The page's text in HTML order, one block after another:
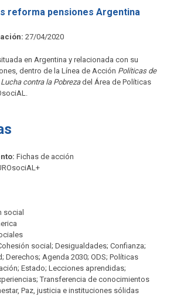
reforma pensiones Argentina
27/04/2020
en Argentina y relacionada con su
dentro de la Línea de Acción Políticas de
contra la Pobrezadel Área de Políticas
Fichas de acción
social
social; Desigualdades; Confianza;
Derechos; Agenda 2030; ODS; Políticas
Estado; Lecciones aprendidas;
Transferencia de conocimientos
Paz, justicia e instituciones sólidas